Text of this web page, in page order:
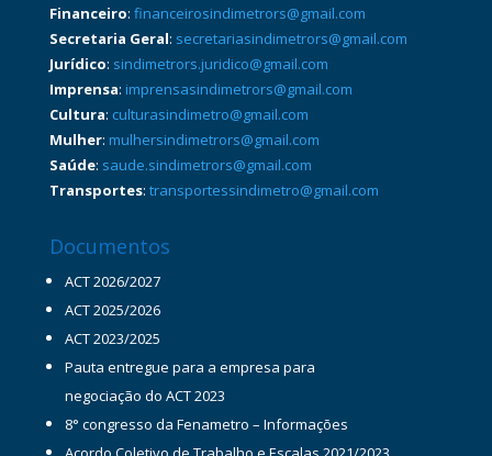
Financeiro: financeirosindimetrors@gmail.com
Secretaria Geral: secretariasindimetrors@gmail.com
Jurídico: sindimetrors.juridico@gmail.com
Imprensa: imprensasindimetrors@gmail.com
Cultura: culturasindimetro@gmail.com
Mulher: mulhersindimetrors@gmail.com
Saúde: saude.sindimetrors@gmail.com
Transportes: transportessindimetro@gmail.com
Documentos
ACT 2026/2027
ACT 2025/2026
ACT 2023/2025
Pauta entregue para a empresa para
negociação do ACT 2023
8° congresso da Fenametro – Informações